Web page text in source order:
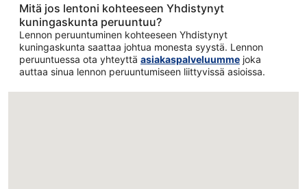
Mitä jos lentoni kohteeseen Yhdistynyt
kuningaskunta peruuntuu?
Lennon peruuntuminen kohteeseen Yhdistynyt
kuningaskunta saattaa johtua monesta syystä. Lennon
peruuntuessa ota yhteyttä asiakaspalveluumme joka
auttaa sinua lennon peruuntumiseen liittyvissä asioissa.